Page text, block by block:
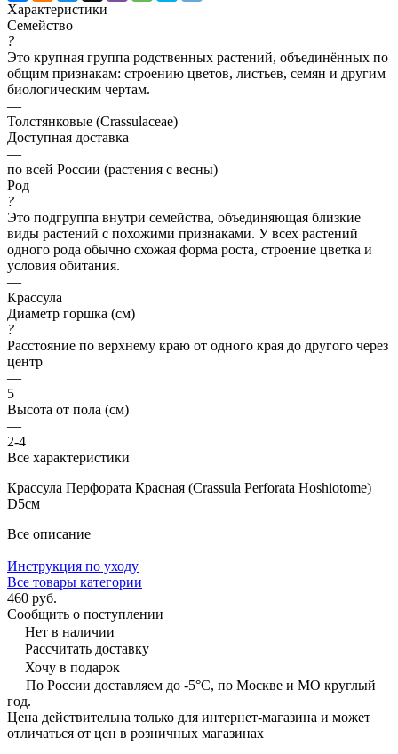
Характеристики
Семейство
?
Это крупная группа родственных растений, объединённых по
общим признакам: строению цветов, листьев, семян и другим
биологическим чертам.
—
Толстянковые (Crassulaceae)
Доступная доставка
—
по всей России (растения с весны)
Род
?
Это подгруппа внутри семейства, объединяющая близкие
виды растений с похожими признаками. У всех растений
одного рода обычно схожая форма роста, строение цветка и
условия обитания.
—
Крассула
Диаметр горшка (см)
?
Расстояние по верхнему краю от одного края до другого через
центр
—
5
Высота от пола (см)
—
2-4
Все характеристики
Крассула Перфората Красная (Crassula Perforata Hoshiotome)
D5см
Все описание
Инструкция по уходу
Все товары категории
460 руб.
Сообщить о поступлении
Нет в наличии
Рассчитать доставку
Хочу в подарок
По России доставляем до -5°C, по Москве и МО круглый
год.
Цена действительна только для интернет-магазина и может
отличаться от цен в розничных магазинах